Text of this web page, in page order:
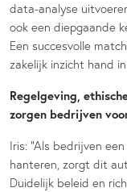
data-analyse
ook een diepgaande
Een succesvolle
zakelijk inzicht hand
Regelgeving,
zorgen bedrijven
Iris: “Als bedrijven
hanteren, zorgt dit
Duidelijk beleid en